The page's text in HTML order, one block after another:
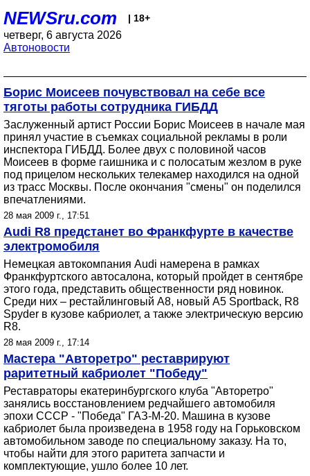
NEWSru.com | 18+
четверг, 6 августа 2026
Автоновости
Борис Моисеев почувствовал на себе все
тяготы работы сотрудника ГИБДД
Заслуженный артист России Борис Моисеев в начале мая
принял участие в съемках социальной рекламы в роли
инспектора ГИБДД. Более двух с половиной часов
Моисеев в форме гаишника и с полосатым жезлом в руке
под прицелом нескольких телекамер находился на одной
из трасс Москвы. После окончания "смены" он поделился
впечатлениями.
28 мая 2009 г., 17:51
Audi R8 предстанет во Франкфурте в качестве
электромобиля
Немецкая автокомпания Audi намерена в рамках
Франкфуртского автосалона, который пройдет в сентябре
этого года, представить общественности ряд новинок.
Среди них – рестайлинговый A8, новый A5 Sportback, R8
Spyder в кузове кабриолет, а также электрическую версию
R8.
28 мая 2009 г., 17:14
Мастера "Авторетро" реставрируют
раритетный кабриолет "Победу"
Реставраторы екатеринбургского клуба "Авторетро"
занялись восстановлением редчайшего автомобиля
эпохи СССР - "Победа" ГАЗ-М-20. Машина в кузове
кабриолет была произведена в 1958 году на Горьковском
автомобильном заводе по специальному заказу. На то,
чтобы найти для этого раритета запчасти и
комплектующие, ушло более 10 лет.